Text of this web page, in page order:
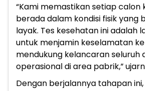
“Kami memastikan setiap calon
berada dalam kondisi fisik yang
layak. Tes kesehatan ini adalah
untuk menjamin keselamatan
mendukung kelancaran seluruh
operasional di area pabrik,”
Dengan berjalannya tahapan